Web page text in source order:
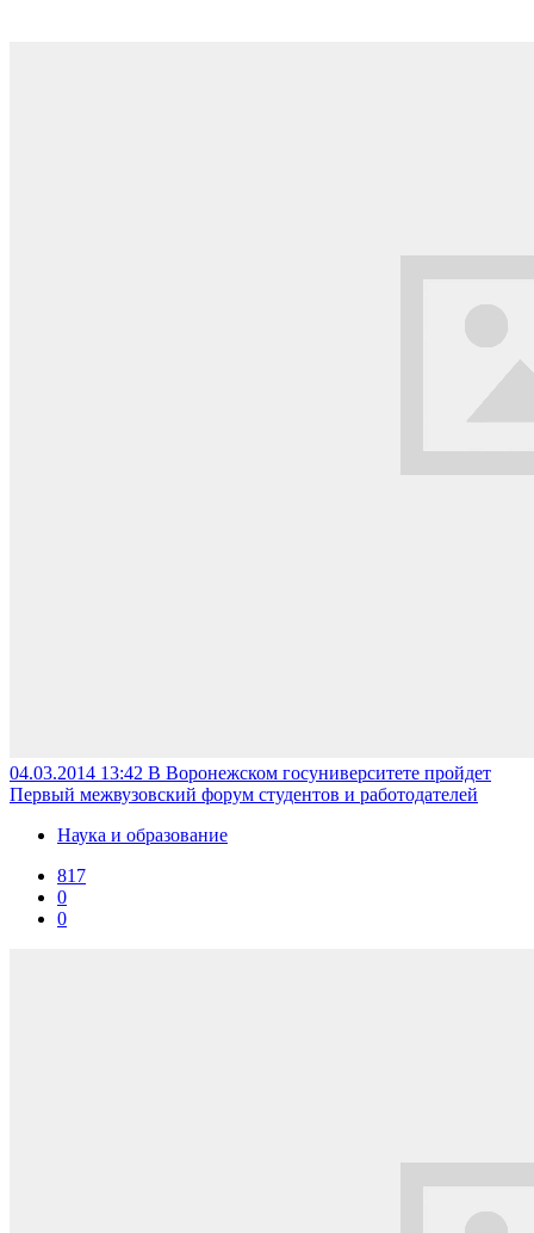
04.03.2014 13:42 В Воронежском госуниверситете пройдет
Первый межвузовский форум студентов и работодателей
Наука и образование
817
0
0